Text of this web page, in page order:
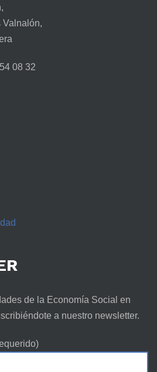
08 32
de la Economía Social en
a nuestro newsletter.